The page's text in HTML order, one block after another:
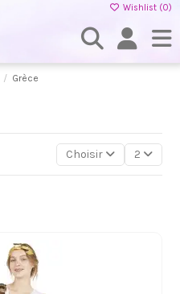
Wishlist (0)
Grèce
Choisir 2